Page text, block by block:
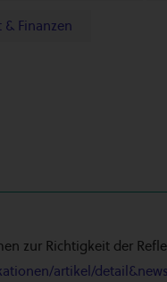
Finanzen
zur Richtigkeit der
artikel/